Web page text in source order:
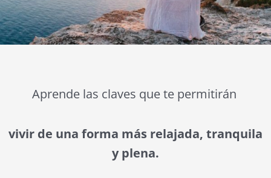
Aprende las claves que te permitirán
vivir de una forma más relajada, tranquila
y plena.